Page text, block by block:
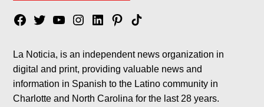
Facebook
TwitterYouTubeInstagram
LinkedinPinterest
Tik
La Noticia, is an independent news organization in
digital and print, providing valuable news and
information in Spanish to the Latino community in
Charlotte and North Carolina for the last 28 years.